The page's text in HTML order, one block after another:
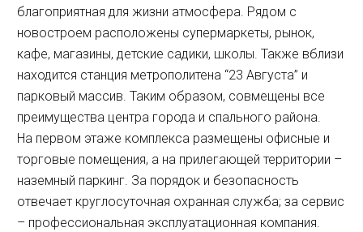
благоприятная для жизни атмосфера. Рядом с
новостроем расположены супермаркеты, рынок,
кафе, магазины, детские садики, школы. Также вблизи
находится станция метрополитена “23 Августа” и
парковый массив. Таким образом, совмещены все
преимущества центра города и спального района.
На первом этаже комплекса размещены офисные и
торговые помещения, а на прилегающей территории –
наземный паркинг. За порядок и безопасность
отвечает круглосуточная охранная служба; за сервис
– профессиональная эксплуатационная компания.